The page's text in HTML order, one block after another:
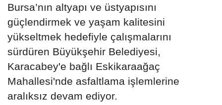
Bursa’nın altyapı ve üstyapısını
güçlendirmek ve yaşam kalitesini
yükseltmek hedefiyle çalışmalarını
sürdüren Büyükşehir Belediyesi,
Karacabey'e bağlı Eskikaraağaç
Mahallesi'nde asfaltlama işlemlerine
aralıksız devam ediyor.